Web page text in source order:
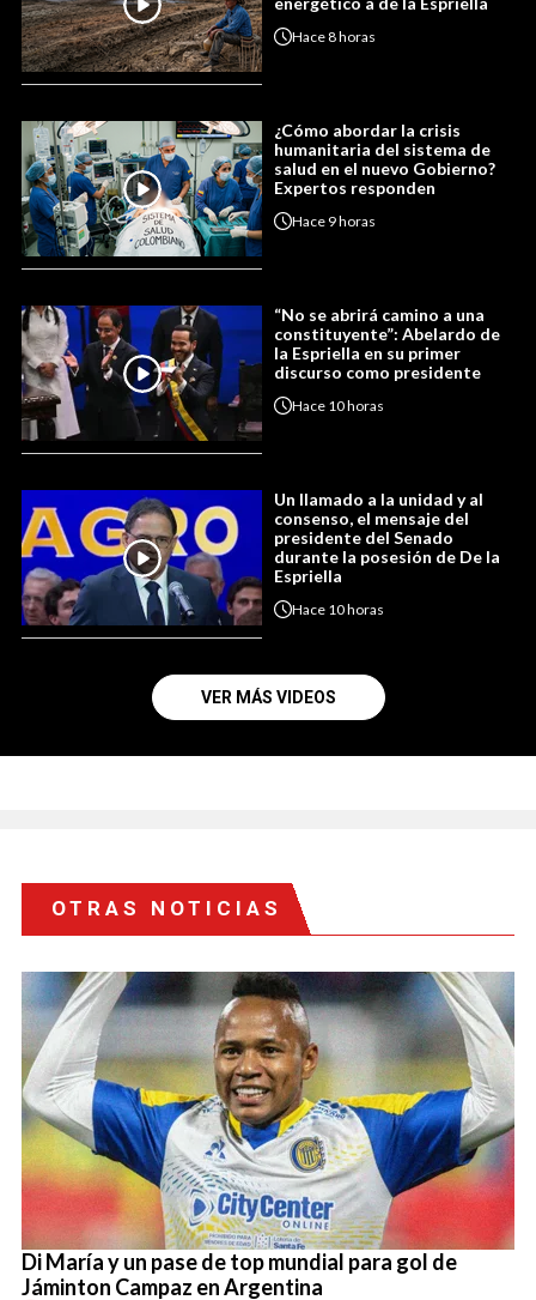
Hace8 horas
¿Cómo abordar la crisis
humanitaria del sistema de
salud en el nuevo Gobierno?
Expertos responden
Hace 9 horas
“No se abrirá camino a una
constituyente”: Abelardo de
la Espriella en su primer
discurso como presidente
Hace 10 horas
Un llamado a la unidad y al
consenso, el mensaje del
presidente del Senado
durante la posesión de De la
Espriella
Hace 10 horas
VER MÁS VIDEOS
OTRAS NOTICIAS
Di María y un pase de top mundial para gol de
Jáminton Campaz en Argentina